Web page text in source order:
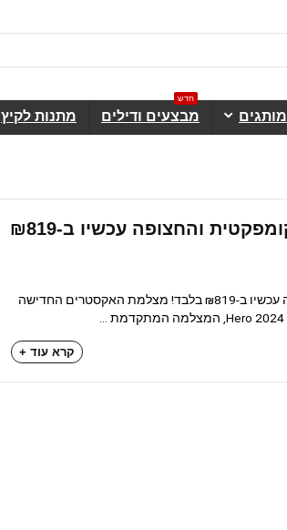
מותגים מבצעים ודילים
חדש
מתנות לקיץ
מצלמת האקסטרים Hero 2024 הקומפקטית והחצופה עכשיו ב-₪819
מצלמת האקסטרים Hero 2024 הקומפקטית והחצופה עכשיו ב-₪819 בלבד! מצלמת האקסטרים החדישה
קרא עוד +